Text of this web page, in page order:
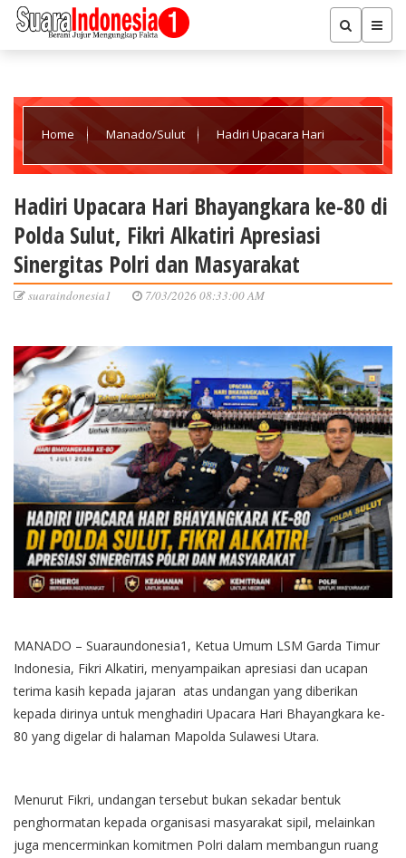
Home Manado/Sulut Hadiri Upacara Hari
Sinergitas Polri dan Masyarakat
Hadiri Upacara Hari Bhayangkara ke-80 di
Polda Sulut, Fikri Alkatiri Apresiasi
Sinergitas Polri dan Masyarakat
suaraindonesia1 7/03/2026 08:33:00 AM
MANADO – Suaraundonesia1, Ketua Umum LSM Garda Timur
Indonesia, Fikri Alkatiri, menyampaikan apresiasi dan ucapan
terima kasih kepada jajaran atas undangan yang diberikan
kepada dirinya untuk menghadiri Upacara Hari Bhayangkara ke-
80 yang digelar di halaman Mapolda Sulawesi Utara.
Menurut Fikri, undangan tersebut bukan sekadar bentuk
penghormatan kepada organisasi masyarakat sipil, melainkan
juga mencerminkan komitmen Polri dalam membangun ruang